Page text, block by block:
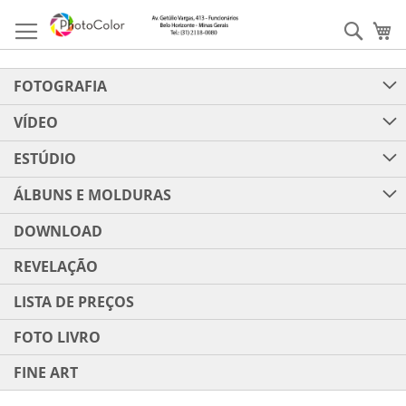
para
o
FOTOGRAFIA
VÍDEO
ESTÚDIO
ÁLBUNS E MOLDURAS
DOWNLOAD
REVELAÇÃO
LISTA DE PREÇOS
FOTO LIVRO
FINE ART